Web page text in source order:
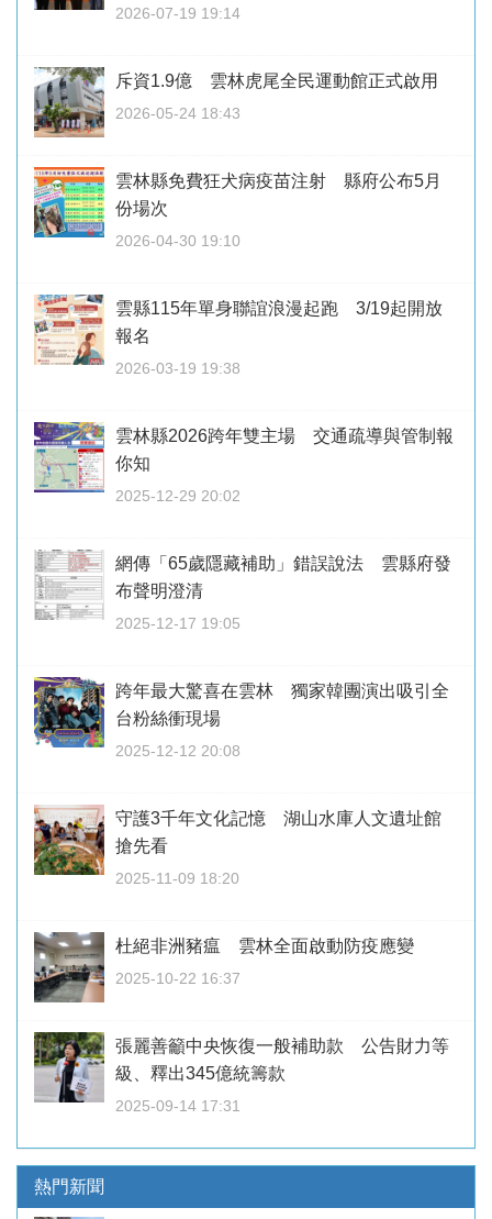
2026-07-19 19:14
斥資1.9億 雲林虎尾全民運動館正式啟用
2026-05-24 18:43
雲林縣免費狂犬病疫苗注射 縣府公布5月
份場次
2026-04-30 19:10
雲縣115年單身聯誼浪漫起跑 3/19起開放
報名
2026-03-19 19:38
雲林縣2026跨年雙主場 交通疏導與管制報
你知
2025-12-29 20:02
網傳「65歲隱藏補助」錯誤說法 雲縣府發
布聲明澄清
2025-12-17 19:05
跨年最大驚喜在雲林 獨家韓團演出吸引全
台粉絲衝現場
2025-12-12 20:08
守護3千年文化記憶 湖山水庫人文遺址館
搶先看
2025-11-09 18:20
杜絕非洲豬瘟 雲林全面啟動防疫應變
2025-10-22 16:37
張麗善籲中央恢復一般補助款 公告財力等
級、釋出345億統籌款
2025-09-14 17:31
熱門新聞